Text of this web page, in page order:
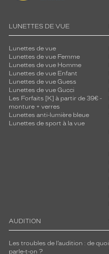
LUNETTES DE VUE
Lunettes de vue
Lunettes de vue Femme
Lunettes de vue Homme
Lunettes de vue Enfant
Lunettes de vue Guess
Lunettes de vue Gucci
Les Forfaits [K] à partir de 39€ -
monture + verres
Lunettes anti-lumière bleue
Lunettes de sport à la vue
AUDITION
Les troubles de l’audition : de quoi
parle-t-on ?